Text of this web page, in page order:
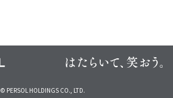
© PERSOL HOLDINGS CO., LTD.